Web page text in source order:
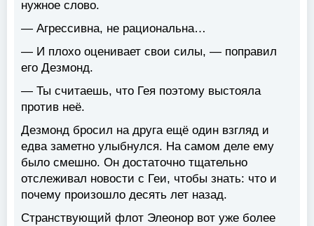
нужное слово.
— Агрессивна, не рациональна…
— И плохо оценивает свои силы, — поправил
его Дезмонд.
— Ты считаешь, что Гея поэтому выстояла
против неё.
Дезмонд бросил на друга ещё один взгляд и
едва заметно улыбнулся. На самом деле ему
было смешно. Он достаточно тщательно
отслеживал новости с Геи, чтобы знать: что и
почему произошло десять лет назад.
Странствующий флот Элеонор вот уже более